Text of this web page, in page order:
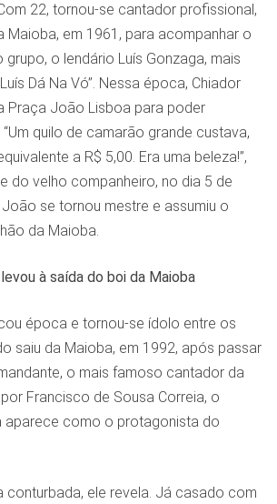
22, tornou-se cantador profissional,
Maioba, em 1961, para acompanhar o
o lendário Luís Gonzaga, mais
Dá Na Vó”. Nessa época, Chiador
Praça João Lisboa para poder
quilo de camarão grande custava,
a R$ 5,00. Era uma beleza!”,
do velho companheiro, no dia 5 de
se tornou mestre e assumiu o
da Maioba.
à saída do boi da Maioba
época e tornou-se ídolo entre os
saiu da Maioba, em 1992, após passar
o mais famoso cantador da
Francisco de Sousa Correia, o
aparece como o protagonista do
conturbada, ele revela. Já casado com